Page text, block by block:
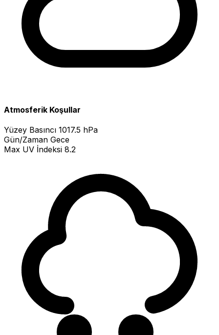
Atmosferik Koşullar
Yüzey Basıncı 1017.5 hPa
Gün/Zaman Gece
Max UV İndeksi 8.2